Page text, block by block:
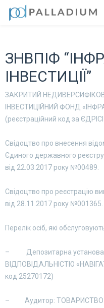
ЗНВПІФ
ІНВЕСТИЦІЇ”
ЗАКРИТИЙ
ІНВЕСТИЦІЙНИЙ ФОНД
(реєстраційний код за
Свідоцтво про внесення
Єдиного державного реєстру
від 22.03.2017 року №00489.
Свідоцтво про реєстрацію
від 28.11.2017 року №001365.
Перелік осіб, які
– Депозитарна
ВІДПОВІДАЛЬНІСТЮ
код 25270172)
– Аудитор: